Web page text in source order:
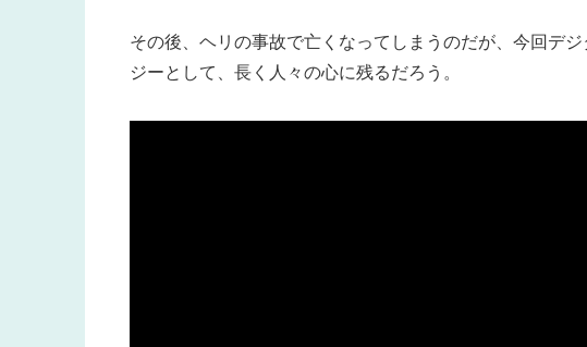
その後、ヘリの事故で亡くなってしまうのだが、今回デ
ジーとして、長く人々の心に残るだろう。